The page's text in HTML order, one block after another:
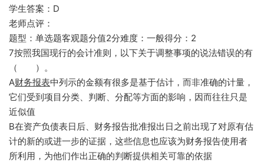
学生答案：D
老师点评：
题型：单选题客观题分值2分难度：一般得分：2
7按照我国现行的会计准则，以下关于调整事项的说法错误的有
（ ）。
A财务报表中列示的金额有很多是基于估计，而非准确的计量，
它们受到项目分类、判断、分配等方面的影响，因而往往只是
近似值
B在资产负债表日后、财务报告批准报出日之前出现了对原有估
计的新的或进一步的证据，这些信息也应该为财务报告使用者
所利用，为他们作出正确的判断提供相关可靠的依据